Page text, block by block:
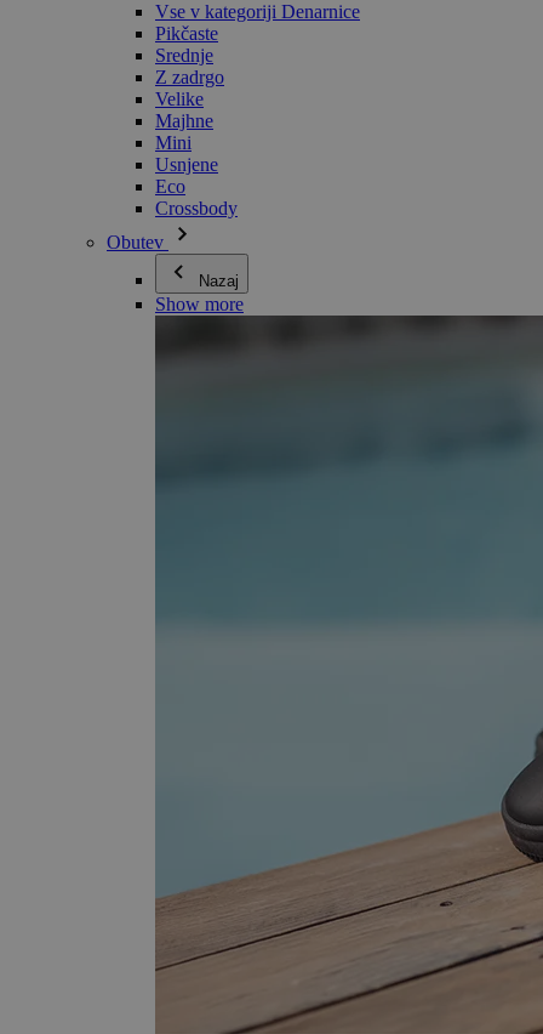
Vse v kategoriji Denarnice
Pikčaste
Srednje
Z zadrgo
Velike
Majhne
Mini
Usnjene
Eco
Crossbody
Obutev
Nazaj
Show more